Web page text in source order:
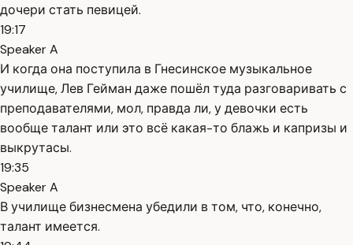
дочери стать певицей.
19:17
Speaker A
И когда она поступила в Гнесинское музыкальное
училище, Лев Гейман даже пошёл туда разговаривать с
преподавателями, мол, правда ли, у девочки есть
вообще талант или это всё какая-то блажь и капризы и
выкрутасы.
19:35
Speaker A
В училище бизнесмена убедили в том, что, конечно,
талант имеется.